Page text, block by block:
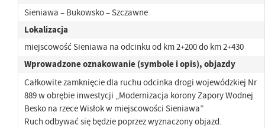
Sieniawa – Bukowsko – Szczawne
Lokalizacja
miejscowość Sieniawa na odcinku od km 2+200 do km 2+430
Wprowadzone oznakowanie (symbole i opis), objazdy
Całkowite zamknięcie dla ruchu odcinka drogi wojewódzkiej Nr
889 w obrębie inwestycji „Modernizacja korony Zapory Wodnej
Besko na rzece Wisłok w miejscowości Sieniawa”
Ruch odbywać się będzie poprzez wyznaczony objazd.